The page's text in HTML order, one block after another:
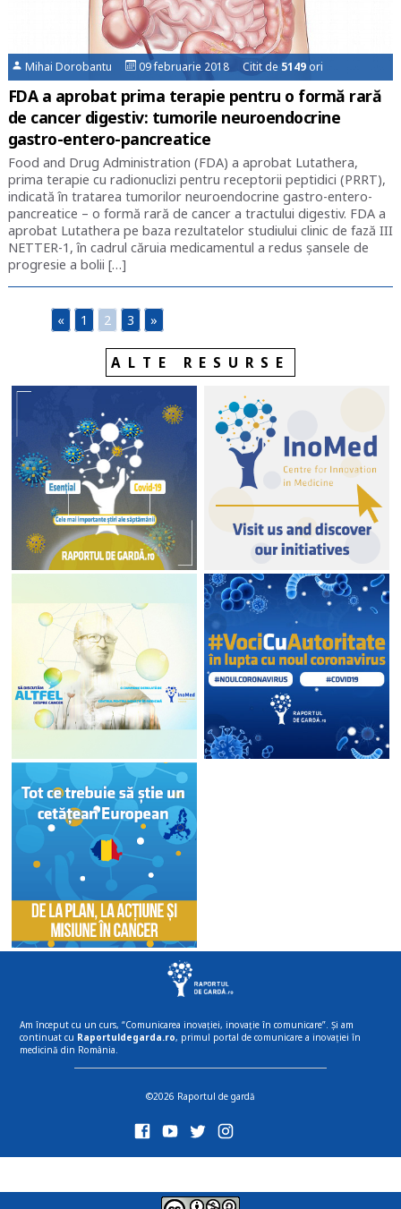
Mihai Dorobantu 09 februarie 2018 Citit de 5149ori
FDA a aprobat prima terapie pentru o formă rară
de cancer digestiv: tumorile neuroendocrine
gastro-entero-pancreatice
Food and Drug Administration (FDA) a aprobat Lutathera,
prima terapie cu radionuclizi pentru receptorii peptidici (PRRT),
indicată în tratarea tumorilor neuroendocrine gastro-entero-
pancreatice – o formă rară de cancer a tractului digestiv. FDA a
aprobat Lutathera pe baza rezultatelor studiului clinic de fază III
NETTER-1, în cadrul căruia medicamentul a redus șansele de
progresie a bolii […]
« 1 2 3 »
ALTE RESURSE
Am început cu un curs, “Comunicarea inovației, inovație în comunicare”. Și am
continuat cu Raportuldegarda.ro, primul portal de comunicare a inovației în
medicină din România.
©2026 Raportul de gardă